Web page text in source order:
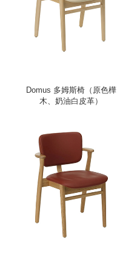
Domus 多姆斯椅（原色樺
木、奶油白皮革）